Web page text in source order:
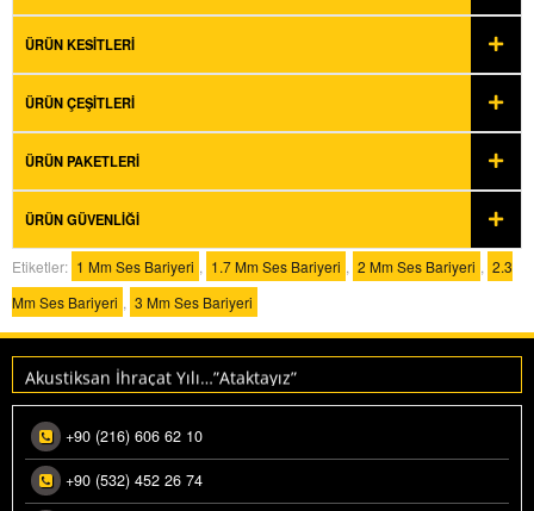
ÜRÜN KESITLERI
ÜRÜN ÇEŞITLERI
ÜRÜN PAKETLERI
ÜRÜN GÜVENLIĞI
Etiketler: 1 Mm Ses Bariyeri 1.7 Mm Ses Bariyeri 2 Mm Ses Bariyeri
2.3
Mm Ses Bariyeri
3 Mm Ses Bariyeri
Makedonya ihracatımız üretime alındı.
Akustiksan İhraçat Yılı…”Ataktayız”
+90 (216) 606 62 10
+90 (532) 452 26 74